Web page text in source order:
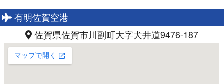
有明佐賀空港
佐賀県佐賀市川副町大字犬井道9476-187